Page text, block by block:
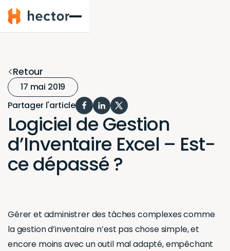
Hector
Retour
17 mai 2019
Partager l'article
Logiciel de Gestion
d’Inventaire Excel – Est-
ce dépassé ?
Gérer et administrer des tâches complexes comme
la gestion d’inventaire n’est pas chose simple, et
encore moins avec un outil mal adapté, empêchant